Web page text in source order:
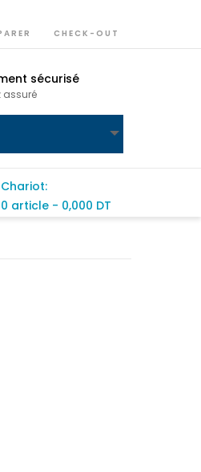
CHECK-OUT
sécurisé
assuré
Chariot:
0 article - 0,000 DT